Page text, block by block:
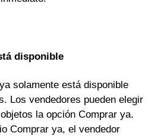
disponible
solamente está disponible
Los vendedores pueden elegir
la opción Comprar ya.
Comprar ya, el vendedor